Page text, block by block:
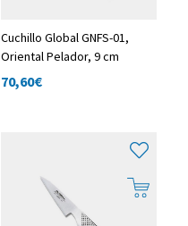
Cuchillo Global GNFS-01,
Oriental Pelador, 9 cm
70,60€